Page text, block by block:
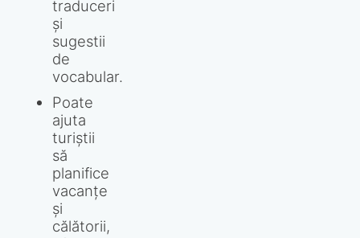
traduceri
și
sugestii
de
vocabular.
Poate
ajuta
turiștii
să
planifice
vacanțe
și
călătorii,